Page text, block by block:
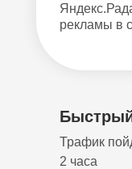
рекламы в
Трафик
2 часа